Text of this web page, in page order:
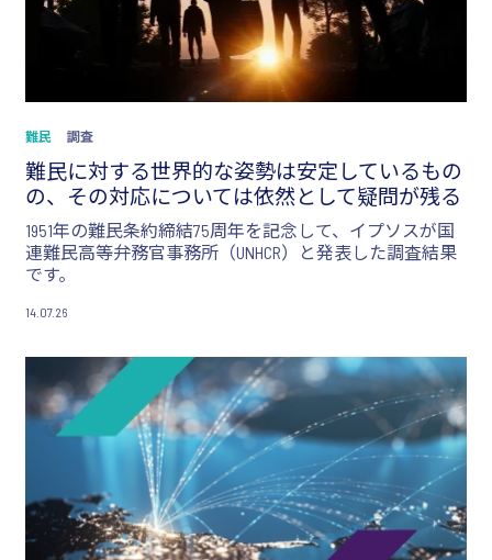
難民 調査
難民に対する世界的な姿勢は安定しているもの
の、その対応については依然として疑問が残る
1951年の難民条約締結75周年を記念して、イプソスが国
連難民高等弁務官事務所（UNHCR）と発表した調査結果
です。
14.07.26